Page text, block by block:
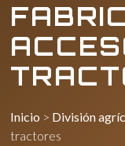
Inicio > División
tractores